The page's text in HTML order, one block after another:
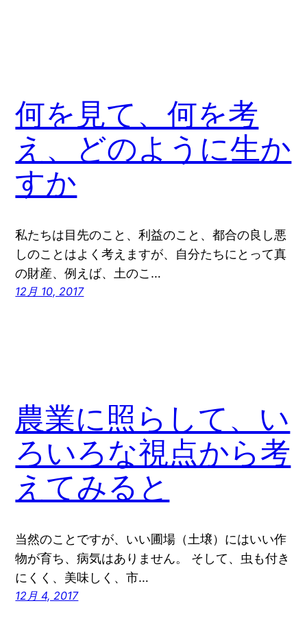
何を見て、何を考
え、どのように生か
すか
私たちは目先のこと、利益のこと、都合の良し悪
しのことはよく考えますが、自分たちにとって真
の財産、例えば、土のこ…
12月 10, 2017
農業に照らして、い
ろいろな視点から考
えてみると
当然のことですが、いい圃場（土壌）にはいい作
物が育ち、病気はありません。 そして、虫も付き
にくく、美味しく、市…
12月 4, 2017